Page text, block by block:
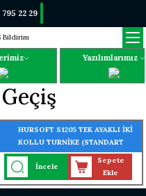
22 29
Yazılımlarımız
HURSOFT S1205 TEK AYAKLI İKİ
KOLLU TURNİKE (STANDART
TURNİKE) (304 KALİTE
PASLANMAZ ÇELİK)
İncele
Sepete
Ekle